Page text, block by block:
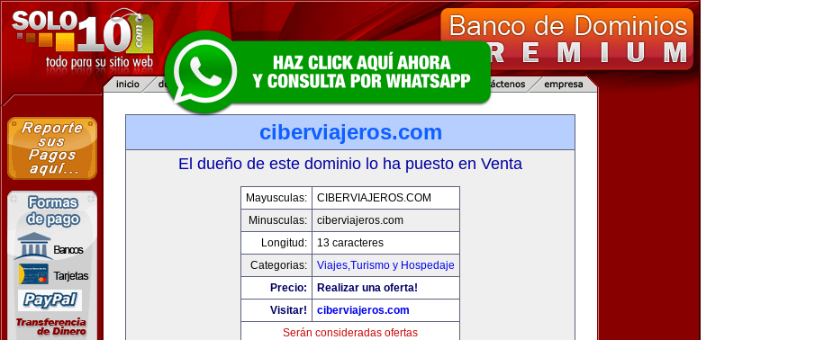
ciberviajeros.com
El dueño de este dominio lo ha puesto en Venta
Mayusculas:
CIBERVIAJEROS.COM
Minusculas:
ciberviajeros.com
Longitud:
13 caracteres
Categorias:
Viajes,Turismo y Hospedaje
Precio:
Realizar una oferta!
Visitar!
ciberviajeros.com
Serán consideradas ofertas